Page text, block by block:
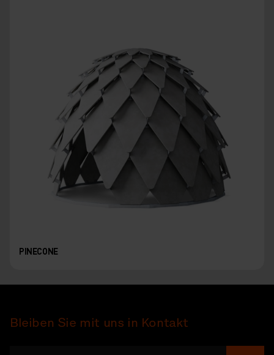
PINECONE
Bleiben Sie mit uns in Kontakt